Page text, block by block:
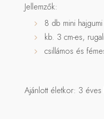
Jellemzők:
8 db mini
kb. 3 cm-es,
csillámos és
Ajánlott életkor: 3